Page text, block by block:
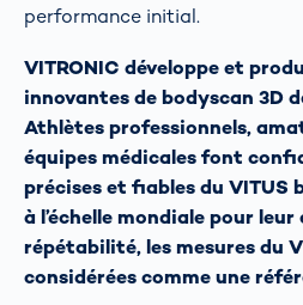
performance initial.
VITRONIC développe et
innovantes de bodyscan 3D
Athlètes professionnels,
équipes médicales font
précises et fiables du VITUS
à l’échelle mondiale pour
répétabilité, les mesures du
considérées comme une